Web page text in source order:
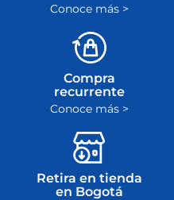
Conoce más >
Compra
recurrente
Conoce más >
Retira en tienda
en Bogotá